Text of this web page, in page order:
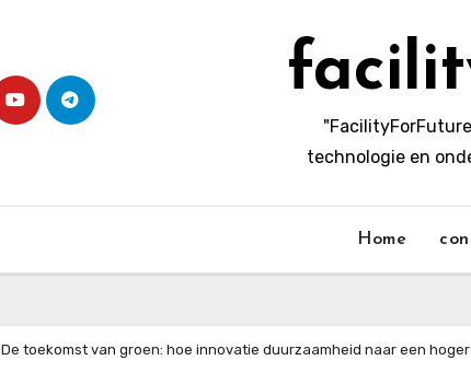
technologie en
Home
De toekomst van groen: hoe innovatie duurzaamheid naar een